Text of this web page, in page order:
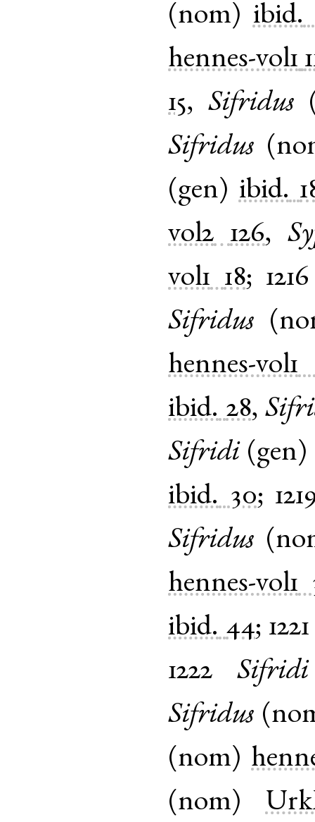
(nom) ibid.
hennes-vol1
15,Sifridus
Sifridus (
(gen) ibid.
vol2 126,
vol1 18; 1216
Sifridus (
hennes-vol1
ibid. 28,
Sifridi(gen)
ibid. 30;
Sifridus (
hennes-vol1
ibid. 44; 1221
1222
Sifridi
Sifridus (
(nom)
(nom)